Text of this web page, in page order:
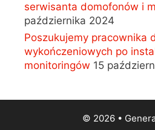
serwisanta domofonów i
października 2024
Poszukujemy pracownika
wykończeniowych po
monitoringów 15
© 2026•